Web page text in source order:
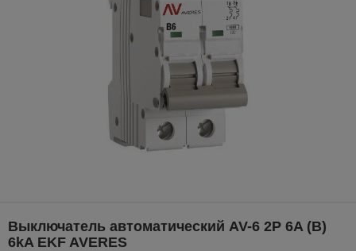
Выключатель автоматический AV-6 2P 6A (B)
6kA EKF AVERES